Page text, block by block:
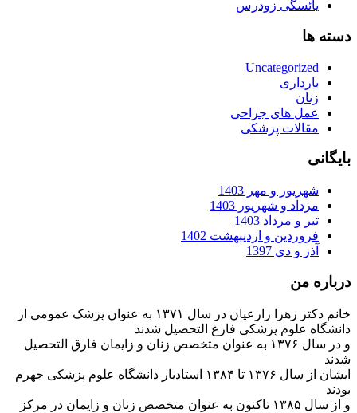
یائسگی زودرس
دسته ها
Uncategorized
بارداری
زنان
عمل های جراحی
مقالات پزشکی
بایگانی
شهریور و مهر 1403
مرداد و شهریور 1403
تیر و مرداد 1403
فروردین و اردیبهشت 1402
آذر و دی 1397
درباره من
خانم دکتر زهرا زارعیان در سال ۱۳۷۱ به عنوان پزشک عمومی از
دانشگاه علوم پزشکی فارغ التحصیل شدند
و در سال ۱۳۷۶ به عنوان متخصص زنان و زایمان فارق التحصیل
شدند
ایشان از سال ۱۳۷۶ تا ۱۳۸۴ استادیار دانشگاه علوم پزشکی جهرم
بودند
و از سال ۱۳۸۵ تاکنون به عنوان متخصص زنان و زایمان در مرکز